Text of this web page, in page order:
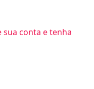
sua conta e tenha